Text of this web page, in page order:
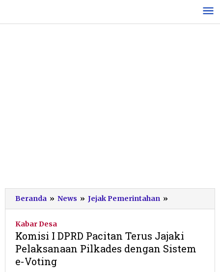
konten
Beranda » News » Jejak Pemerintahan »
I
Terus
Jajaki
Kabar Desa
Komisi I DPRD Pacitan Terus Jajaki
Pelaksanaan Pilkades dengan Sistem
e-Voting